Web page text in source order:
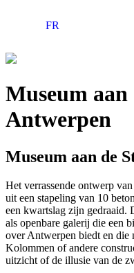
FR
Museum
Antwerpen
Museum aan de
Het verrassende ontwerp van
uit een stapeling van 10
een kwartslag zijn gedraaid.
als openbare galerij die een
over Antwerpen biedt en die
Kolommen of andere
uitzicht of de illusie van de